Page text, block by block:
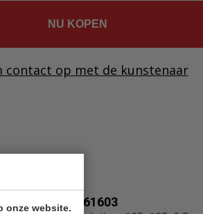
onze website.
NU KOPEN
contact op met de kunstenaar
261603